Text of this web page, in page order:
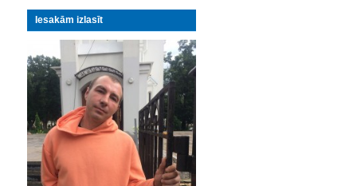
Iesakām izlasīt